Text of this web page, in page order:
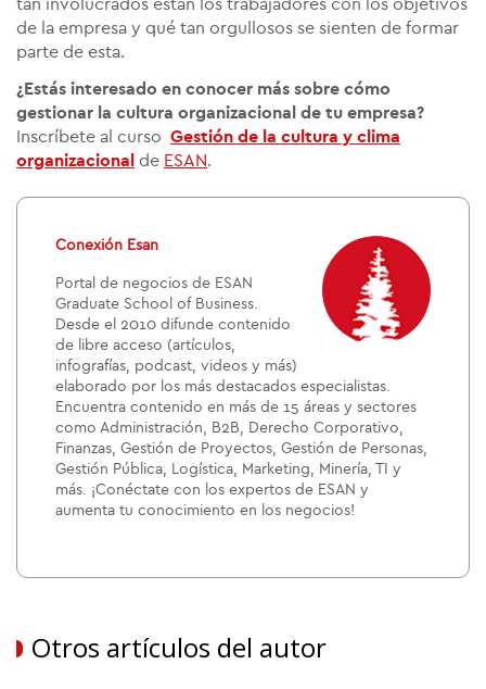
tan involucrados están los trabajadores con los objetivos
de la empresa y qué tan orgullosos se sienten de formar
parte de esta.
¿Estás interesado en conocer más sobre cómo
gestionar la cultura organizacional de tu empresa?
Inscríbete al curso Gestión de la cultura y clima
organizacional de ESAN.
Conexión Esan
Portal de negocios de ESAN
Graduate School of Business.
Desde el 2010 difunde contenido
de libre acceso (artículos,
infografías, podcast, videos y más)
elaborado por los más destacados especialistas.
Encuentra contenido en más de 15 áreas y sectores
como Administración, B2B, Derecho Corporativo,
Finanzas, Gestión de Proyectos, Gestión de Personas,
Gestión Pública, Logística, Marketing, Minería, TI y
más. ¡Conéctate con los expertos de ESAN y
aumenta tu conocimiento en los negocios!
Otros artículos del autor